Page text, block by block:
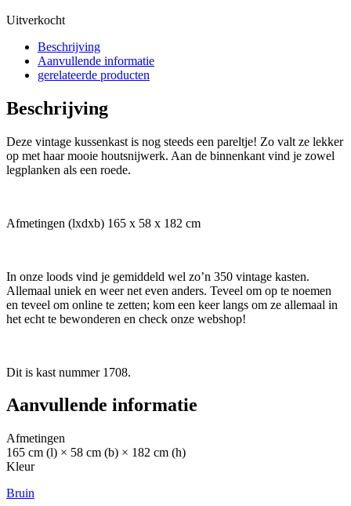
Uitverkocht
Beschrijving
Aanvullende informatie
gerelateerde producten
Beschrijving
Deze vintage kussenkast is nog steeds een pareltje! Zo valt ze lekker
op met haar mooie houtsnijwerk. Aan de binnenkant vind je zowel
legplanken als een roede.
Afmetingen (lxdxb) 165 x 58 x 182 cm
In onze loods vind je gemiddeld wel zo’n 350 vintage kasten.
Allemaal uniek en weer net even anders. Teveel om op te noemen
en teveel om online te zetten; kom een keer langs om ze allemaal in
het echt te bewonderen en check onze webshop!
Dit is kast nummer 1708.
Aanvullende informatie
Afmetingen
165 cm (l) × 58 cm (b) × 182 cm (h)
Kleur
Bruin